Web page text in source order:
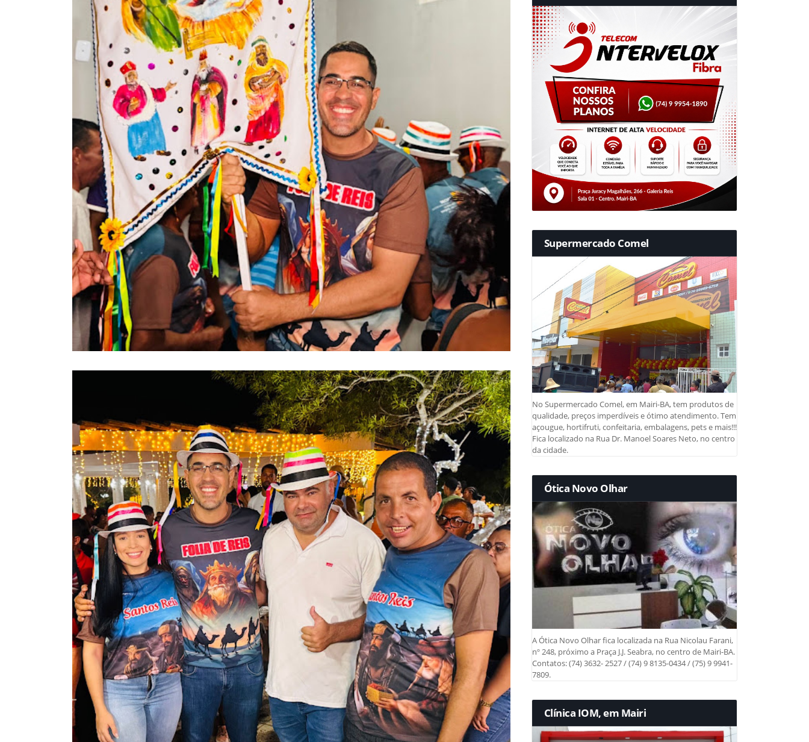
Supermercado Comel
No Supermercado Comel, em Mairi-BA, tem produtos de
qualidade, preços imperdíveis e ótimo atendimento. Tem
açougue, hortifruti, confeitaria, embalagens, pets e mais!!!
Fica localizado na Rua Dr. Manoel Soares Neto, no centro
da cidade.
Ótica Novo Olhar
A Ótica Novo Olhar fica localizada na Rua Nicolau Farani,
nº 248, próximo a Praça J.J. Seabra, no centro de Mairi-BA.
Contatos: (74) 3632- 2527 / (74) 9 8135-0434 / (75) 9 9941-
7809.
Clínica IOM, em Mairi